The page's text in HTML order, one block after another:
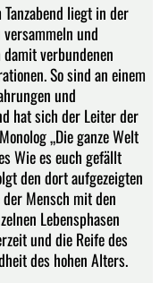
liegt in der
und
verbundenen
So sind an einem
und
hat sich der Leiter der
„Die ganze Welt
Wie es euch gefällt
den dort aufgezeigten
Mensch mit den
Lebensphasen
und die Reife des
des hohen Alters.